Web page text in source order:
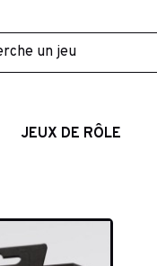
JEUX DE RÔLE